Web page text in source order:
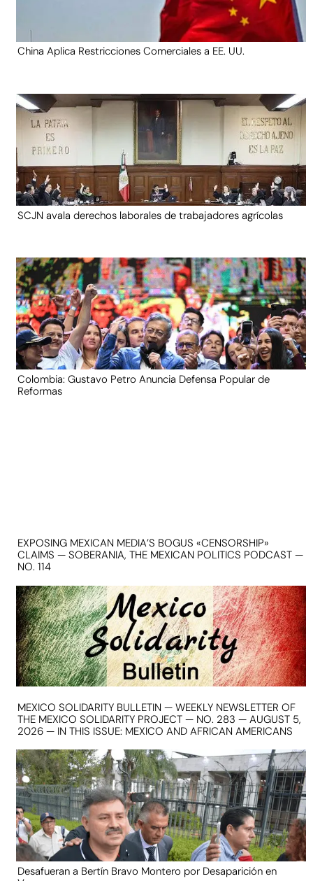
China Aplica Restricciones Comerciales a EE. UU.
SCJN avala derechos laborales de trabajadores agrícolas
Colombia: Gustavo Petro Anuncia Defensa Popular de
Reformas
EXPOSING MEXICAN MEDIA’S BOGUS «CENSORSHIP»
CLAIMS — SOBERANIA, THE MEXICAN POLITICS PODCAST —
NO. 114
MEXICO SOLIDARITY BULLETIN — WEEKLY NEWSLETTER OF
THE MEXICO SOLIDARITY PROJECT — NO. 283 — AUGUST 5,
2026 — IN THIS ISSUE: MEXICO AND AFRICAN AMERICANS
Desafueran a Bertín Bravo Montero por Desaparición en